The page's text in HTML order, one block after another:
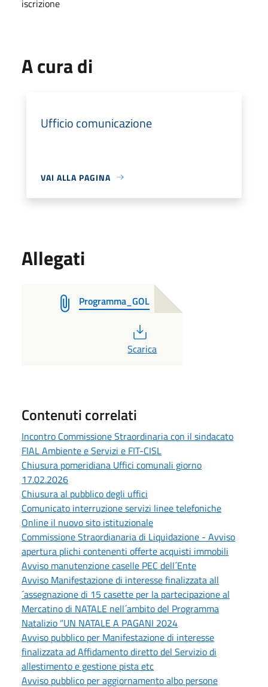
iscrizione
A cura di
Ufficio comunicazione
VAI ALLA PAGINA
Allegati
Programma_GOL
Scarica
Contenuti correlati
Incontro Commissione Straordinaria con il sindacato
FIAL Ambiente e Servizi e FIT-CISL
Chiusura pomeridiana Uffici comunali giorno
17.02.2026
Chiusura al pubblico degli uffici
Comunicato interruzione servizi linee telefoniche
Online il nuovo sito istituzionale
Commissione Straordianaria di Liquidazione - Avviso
apertura plichi contenenti offerte acquisti immobili
Avviso manutenzione caselle PEC dell´Ente
Avviso Manifestazione di interesse finalizzata all
´assegnazione di 15 casette per la partecipazione al
Mercatino di NATALE nell´ambito del Programma
Natalizio “UN NATALE A PAGANI 2024
Avviso pubblico per Manifestazione di interesse
finalizzata ad Affidamento diretto del Servizio di
allestimento e gestione pista etc
Avviso pubblico per aggiornamento albo persone